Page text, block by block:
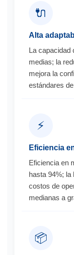
🔌
Alta
La capacidad
medias; la
mejora la
estándares
⚡
Eficiencia
Eficiencia en
hasta 94%; la
costos de
medianas a
📦